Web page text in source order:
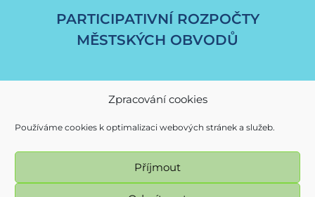
Zpracování cookies
Používáme cookies k optimalizaci webových stránek a služeb.
Příjmout
PARTICIPATIVNÍ ROZPOČTY
MĚSTSKÝCH OBVODŮ
© Magistrát města Ostravy / fajnOVA 2017 - 2026